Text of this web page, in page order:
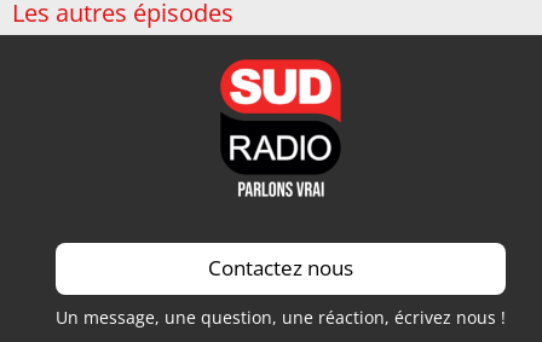
Les autres épisodes
Contactez nous
Un message, une question, une réaction, écrivez nous !